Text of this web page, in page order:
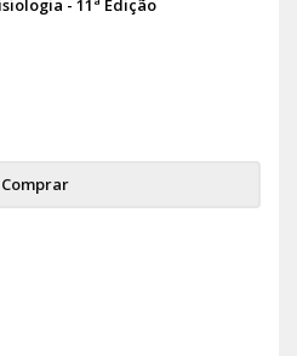
- 11ª Edição